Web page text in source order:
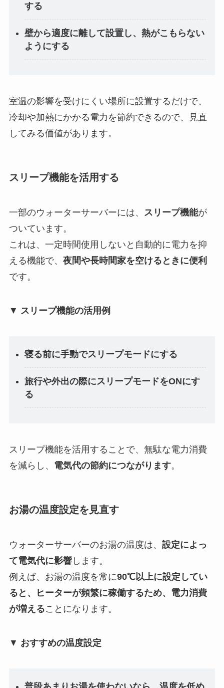
する
壁から適度に離して設置し、熱がこもらない
ようにする
室温の影響を受けにくい場所に設置するだけで、
冷却や加熱にかかる電力を節約できるので、見直
してみる価値があります。
スリープ機能を活用する
一部のウォーターサーバーには、 スリープ機能が
ついています。
これは、一定時間使用しないと自動的に電力を抑
える機能で、 夜間や長時間家を空けるときに便利
です。
▼ スリープ機能の活用例
寝る前に手動でスリープモードにする
旅行や外出の際にスリープモードをONにす
る
スリープ機能を活用することで、無駄な電力消費
を減らし、 電気代の節約につながります。
お湯の温度設定を見直す
ウォーターサーバーのお湯の温度は、 設定によっ
て電気代に影響します。
例えば、お湯の温度を常に90℃以上に設定してい
ると、ヒーターが頻繁に稼働するため、電力消費
が増えることになります。
▼ おすすめの温度設定